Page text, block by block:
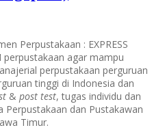
Perpustakaan : EXPRESS
agar mampu
perpustakaan perguruan
tinggi di Indonesia dan
& post test, tugas individu dan
Perpustakaan dan Pustakawan
Timur.